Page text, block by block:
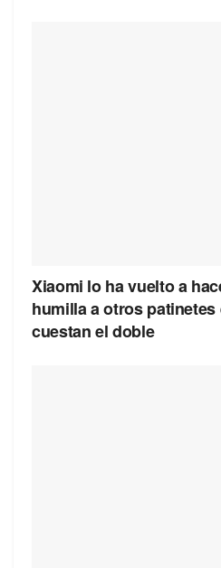
Xiaomi lo ha vuelto a
humilla a otros
cuestan el doble